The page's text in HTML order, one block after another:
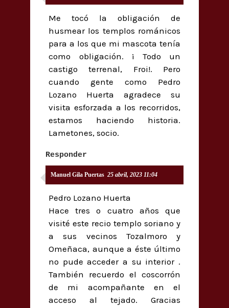
Me tocó la obligación de
husmear los templos románicos
para a los que mi mascota tenía
como obligación. ¡ Todo un
castigo terrenal, Froi!. Pero
cuando gente como Pedro
Lozano Huerta agradece su
visita esforzada a los recorridos,
estamos haciendo historia.
Lametones, socio.
Responder
Manuel Gila Puertas 25 abril, 2023 11:04
Pedro Lozano Huerta
Hace tres o cuatro años que
visité este recio templo soriano y
a sus vecinos Tozalmoro y
Omeñaca, aunque a éste último
no pude acceder a su interior .
También recuerdo el coscorrón
de mi acompañante en el
acceso al tejado. Gracias